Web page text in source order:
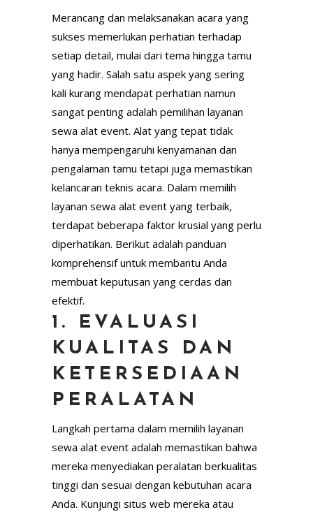
Merancang dan melaksanakan acara yang
sukses memerlukan perhatian terhadap
setiap detail, mulai dari tema hingga tamu
yang hadir. Salah satu aspek yang sering
kali kurang mendapat perhatian namun
sangat penting adalah pemilihan layanan
sewa alat event. Alat yang tepat tidak
hanya mempengaruhi kenyamanan dan
pengalaman tamu tetapi juga memastikan
kelancaran teknis acara. Dalam memilih
layanan sewa alat event yang terbaik,
terdapat beberapa faktor krusial yang perlu
diperhatikan. Berikut adalah panduan
komprehensif untuk membantu Anda
membuat keputusan yang cerdas dan
efektif.
1. EVALUASI
KUALITAS DAN
KETERSEDIAAN
PERALATAN
Langkah pertama dalam memilih layanan
sewa alat event adalah memastikan bahwa
mereka menyediakan peralatan berkualitas
tinggi dan sesuai dengan kebutuhan acara
Anda. Kunjungi situs web mereka atau